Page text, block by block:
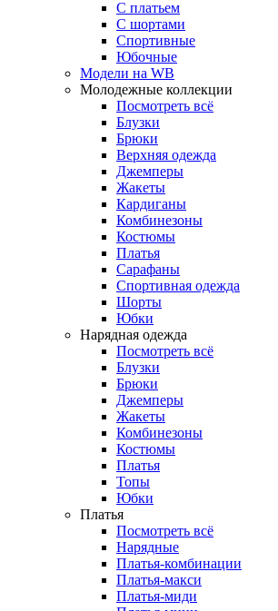
С платьем
С шортами
Спортивные
Юбочные
Модели на WB
Молодежные коллекции
Посмотреть всё
Блузки
Брюки
Верхняя одежда
Джемперы
Жакеты
Кардиганы
Комбинезоны
Костюмы
Платья
Сарафаны
Спортивная одежда
Шорты
Юбки
Нарядная одежда
Посмотреть всё
Блузки
Брюки
Джемперы
Жакеты
Комбинезоны
Костюмы
Платья
Топы
Юбки
Платья
Посмотреть всё
Нарядные
Платья-комбинации
Платья-макси
Платья-миди